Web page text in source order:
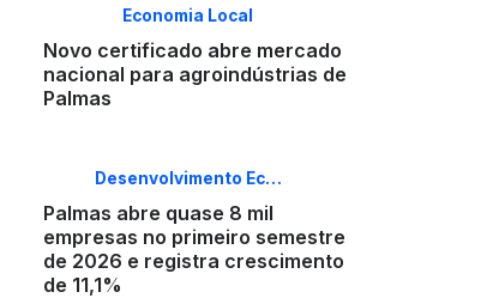
Economia Local
Novo certificado abre mercado
nacional para agroindústrias de
Palmas
Desenvolvimento Ec…
Palmas abre quase 8 mil
empresas no primeiro semestre
de 2026 e registra crescimento
de 11,1%